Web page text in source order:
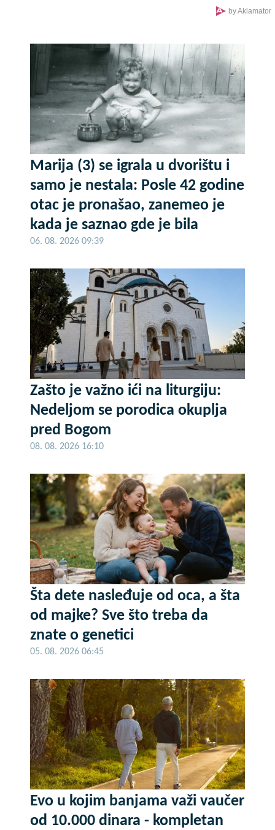
by Aklamator
Marija (3) se igrala u dvorištu i
samo je nestala: Posle 42 godine
otac je pronašao, zanemeo je
kada je saznao gde je bila
06. 08. 2026 09:39
Zašto je važno ići na liturgiju:
Nedeljom se porodica okuplja
pred Bogom
08. 08. 2026 16:10
Šta dete nasleđuje od oca, a šta
od majke? Sve što treba da
znate o genetici
05. 08. 2026 06:45
Evo u kojim banjama važi vaučer
od 10.000 dinara - kompletan